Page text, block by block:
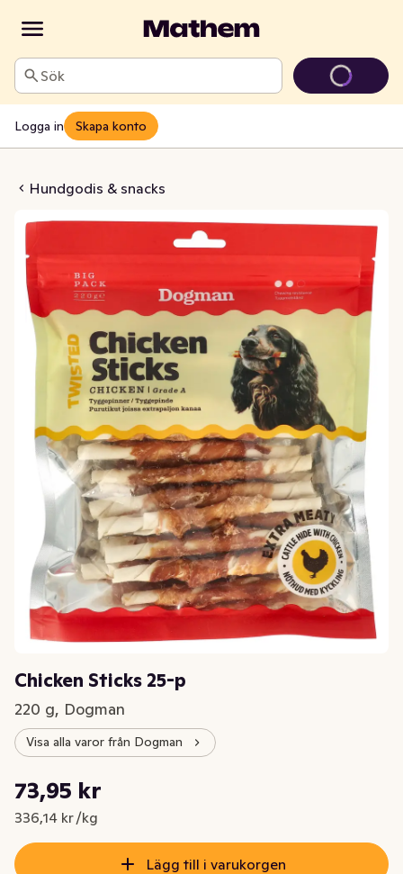
Sök
Logga in Skapa konto
Hundgodis & snacks
Sticks 25-p
Chicken Sticks 25-p
220 g, Dogman
Visa alla varor från Dogman
Nuvarande pris är: 73,95 kr
73,95 kr
336,14 kr /kg
Styckpris: 336,14 kr /kg
Lägg till i varukorgen